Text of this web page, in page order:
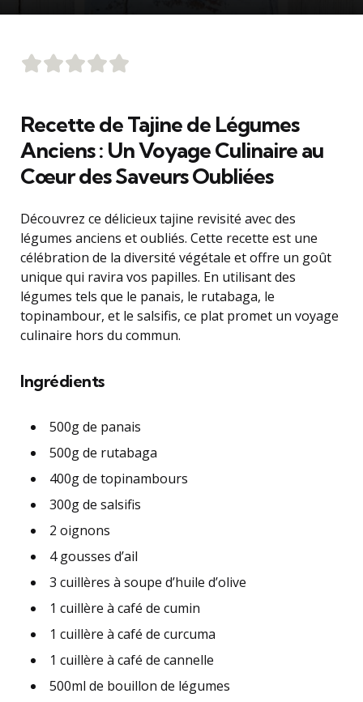
Recette de Tajine de Légumes
Anciens : Un Voyage Culinaire au
Cœur des Saveurs Oubliées
Découvrez ce délicieux tajine revisité avec des
légumes anciens et oubliés. Cette recette est une
célébration de la diversité végétale et offre un goût
unique qui ravira vos papilles. En utilisant des
légumes tels que le panais, le rutabaga, le
topinambour, et le salsifis, ce plat promet un voyage
culinaire hors du commun.
Ingrédients
500g de panais
500g de rutabaga
400g de topinambours
300g de salsifis
2 oignons
4 gousses d’ail
3 cuillères à soupe d’huile d’olive
1 cuillère à café de cumin
1 cuillère à café de curcuma
1 cuillère à café de cannelle
500ml de bouillon de légumes